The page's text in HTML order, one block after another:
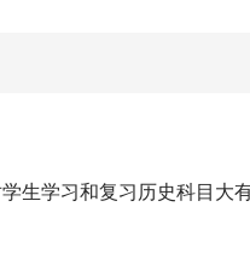
生学习和复习历史科目大